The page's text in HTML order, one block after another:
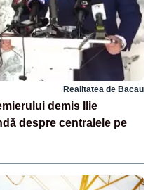
Realitatea de Bacau
demis Ilie
despre centralele pe